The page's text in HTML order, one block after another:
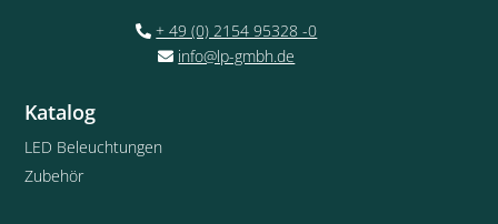
+ 49 (0) 2154 95328 -0
info@lp-gmbh.de
Katalog
LED Beleuchtungen
Zubehör